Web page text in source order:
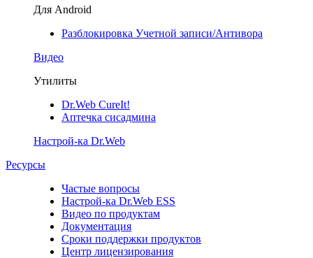
Для Android
Разблокировка Учетной записи/Антивора
Видео
Утилиты
Dr.Web CureIt!
Аптечка сисадмина
Настрой-ка Dr.Web
Ресурсы
Частые вопросы
Настрой-ка Dr.Web ESS
Видео по продуктам
Документация
Сроки поддержки продуктов
Центр лицензирования